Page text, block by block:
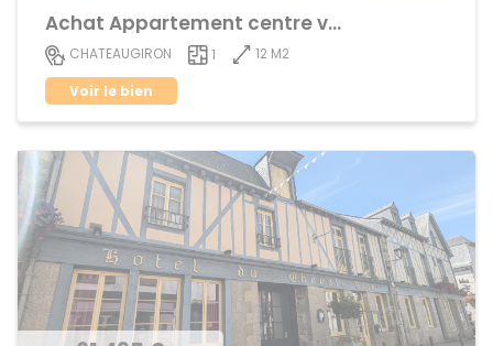
Achat Appartement centre ville
CHATEAUGIRON 1
12 M2
Voir le bien